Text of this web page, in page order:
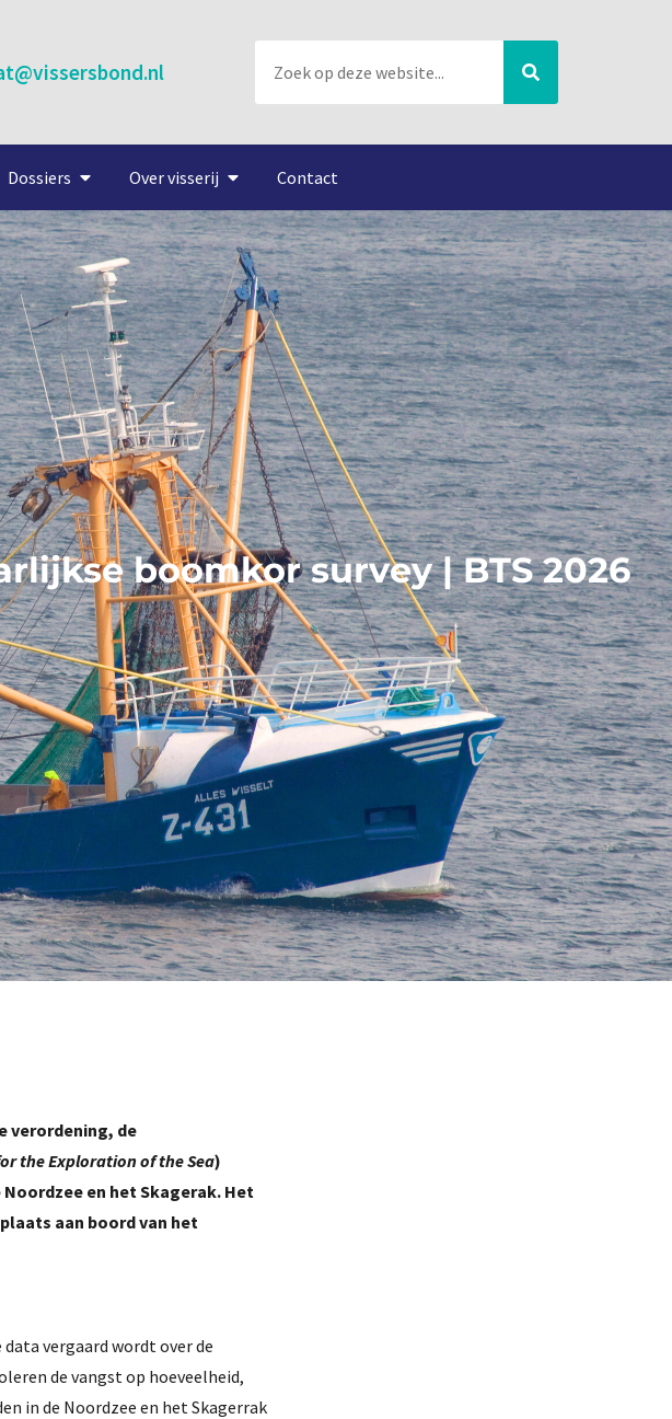
Dossiers Over visserij Contact
boomkor survey | BTS 2026
verordening, de
the Exploration of the Sea)
en het Skagerak. Het
aan boord van het
vergaard wordt over de
de vangst op hoeveelheid,
in de Noordzee en het Skagerrak